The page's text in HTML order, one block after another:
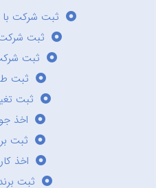
ثبت شرکت
ثبت
ثبت
ثبت
ثبت
اخذ
ثبت
اخذ
ثبت